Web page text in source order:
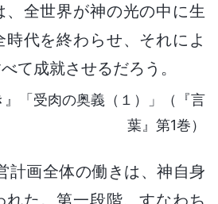
全世界が神の光の中に生
時代を終わらせ、それによ
て成就させるだろう。
』「受肉の奥義（１）」（『言
葉』第1巻）
計画全体の働きは、神自身
れた。第一段階、すなわち